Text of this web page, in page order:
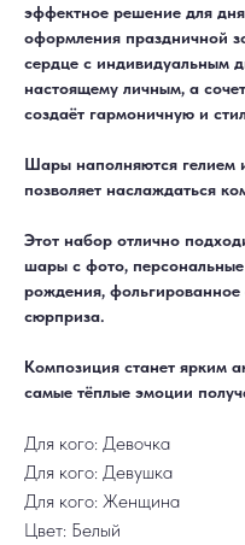
эффектное решение для
оформления праздничной
сердце с индивидуальным
настоящему личным, а
создаёт гармоничную и
Шары наполняются гелием
позволяет наслаждаться
Этот набор отлично
шары с фото,
рождения,
сюрприза.
Композиция станет ярким
самые тёплые эмоции
Для кого: Девочка
Для кого: Девушка
Для кого: Женщина
Цвет: Белый
ДОСТАВКА
Ежедневно, круглосуточно С 10:00
КАТАЛОГ
Для мужчин
Для детей
Акции
ИНФОРМАЦИЯ
Доставка и оплата
Акции
Гарантия и возврат
Контакты
+7 (3452) 78-05-55
+7 952 678‑05‑55
ТЮМЕНЬ, УЛ. МУРАВЛЕНКО Д. 13
Смотреть в 2ГИССмотреть в Яндекс